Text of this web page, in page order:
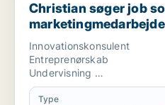
Christian søger job
forretningsudvikler /
/ lærer
Innovationskonsulent
Entreprenørskab
Undervisning
Tekstskrivning
Type